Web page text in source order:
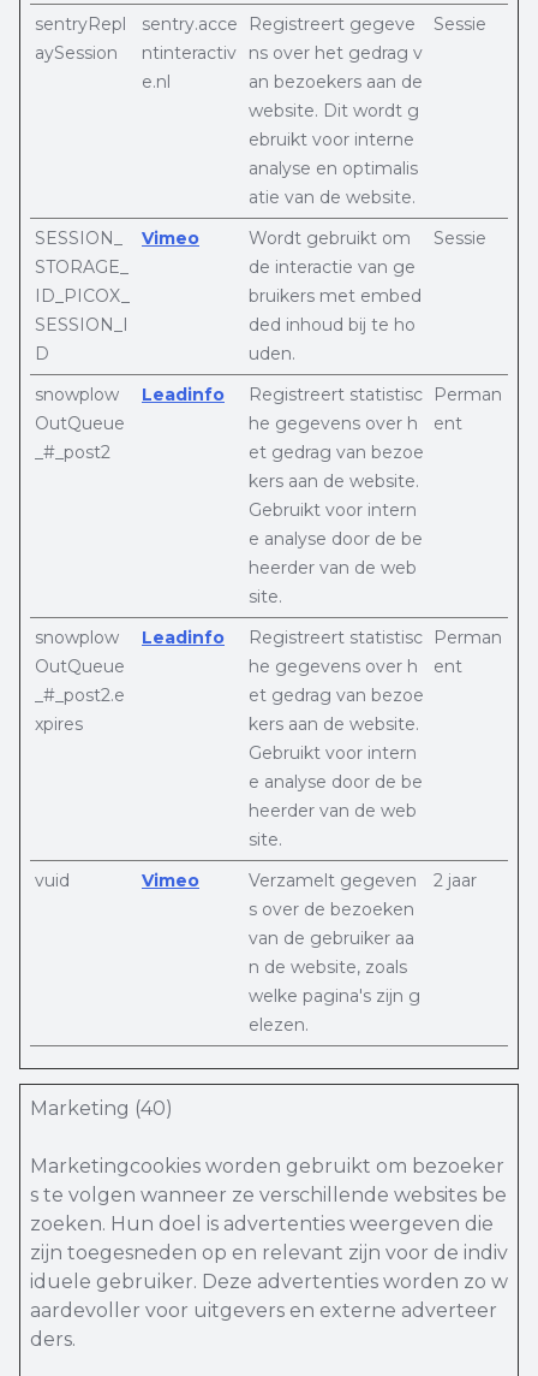
sentryRepl
aySession
sentry.acce
ntinteractiv
e.nl
Registreert gegeve
ns over het gedrag v
an bezoekers aan de
website. Dit wordt g
ebruikt voor interne
analyse en optimalis
atie van de website.
Sessie
SESSION_
STORAGE_
ID_PICOX_
SESSION_I
D
Vimeo
Wordt gebruikt om
de interactie van ge
bruikers met embed
ded inhoud bij te ho
uden.
Sessie
snowplow
OutQueue
_#_post2
Leadinfo
Registreert statistisc
he gegevens over h
et gedrag van bezoe
kers aan de website.
Gebruikt voor intern
e analyse door de be
heerder van de web
site.
Perman
ent
snowplow
OutQueue
_#_post2.e
xpires
Leadinfo
Registreert statistisc
he gegevens over h
et gedrag van bezoe
kers aan de website.
Gebruikt voor intern
e analyse door de be
heerder van de web
site.
Perman
ent
vuid Vimeo
Verzamelt gegeven
s over de bezoeken
van de gebruiker aa
n de website, zoals
welke pagina's zijn g
elezen.
2 jaar
Marketing (40)
Marketingcookies worden gebruikt om bezoeker
s te volgen wanneer ze verschillende websites be
zoeken. Hun doel is advertenties weergeven die
zijn toegesneden op en relevant zijn voor de indiv
iduele gebruiker. Deze advertenties worden zo w
aardevoller voor uitgevers en externe adverteer
ders.